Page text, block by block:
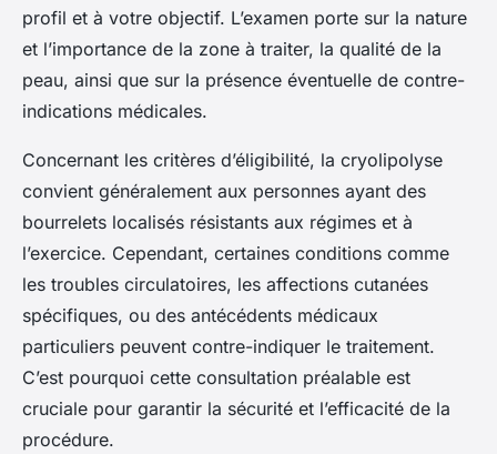
profil et à votre objectif. L’examen porte sur la nature
et l’importance de la zone à traiter, la qualité de la
peau, ainsi que sur la présence éventuelle de contre-
indications médicales.
Concernant les critères d’éligibilité, la cryolipolyse
convient généralement aux personnes ayant des
bourrelets localisés résistants aux régimes et à
l’exercice. Cependant, certaines conditions comme
les troubles circulatoires, les affections cutanées
spécifiques, ou des antécédents médicaux
particuliers peuvent contre-indiquer le traitement.
C’est pourquoi cette consultation préalable est
cruciale pour garantir la sécurité et l’efficacité de la
procédure.